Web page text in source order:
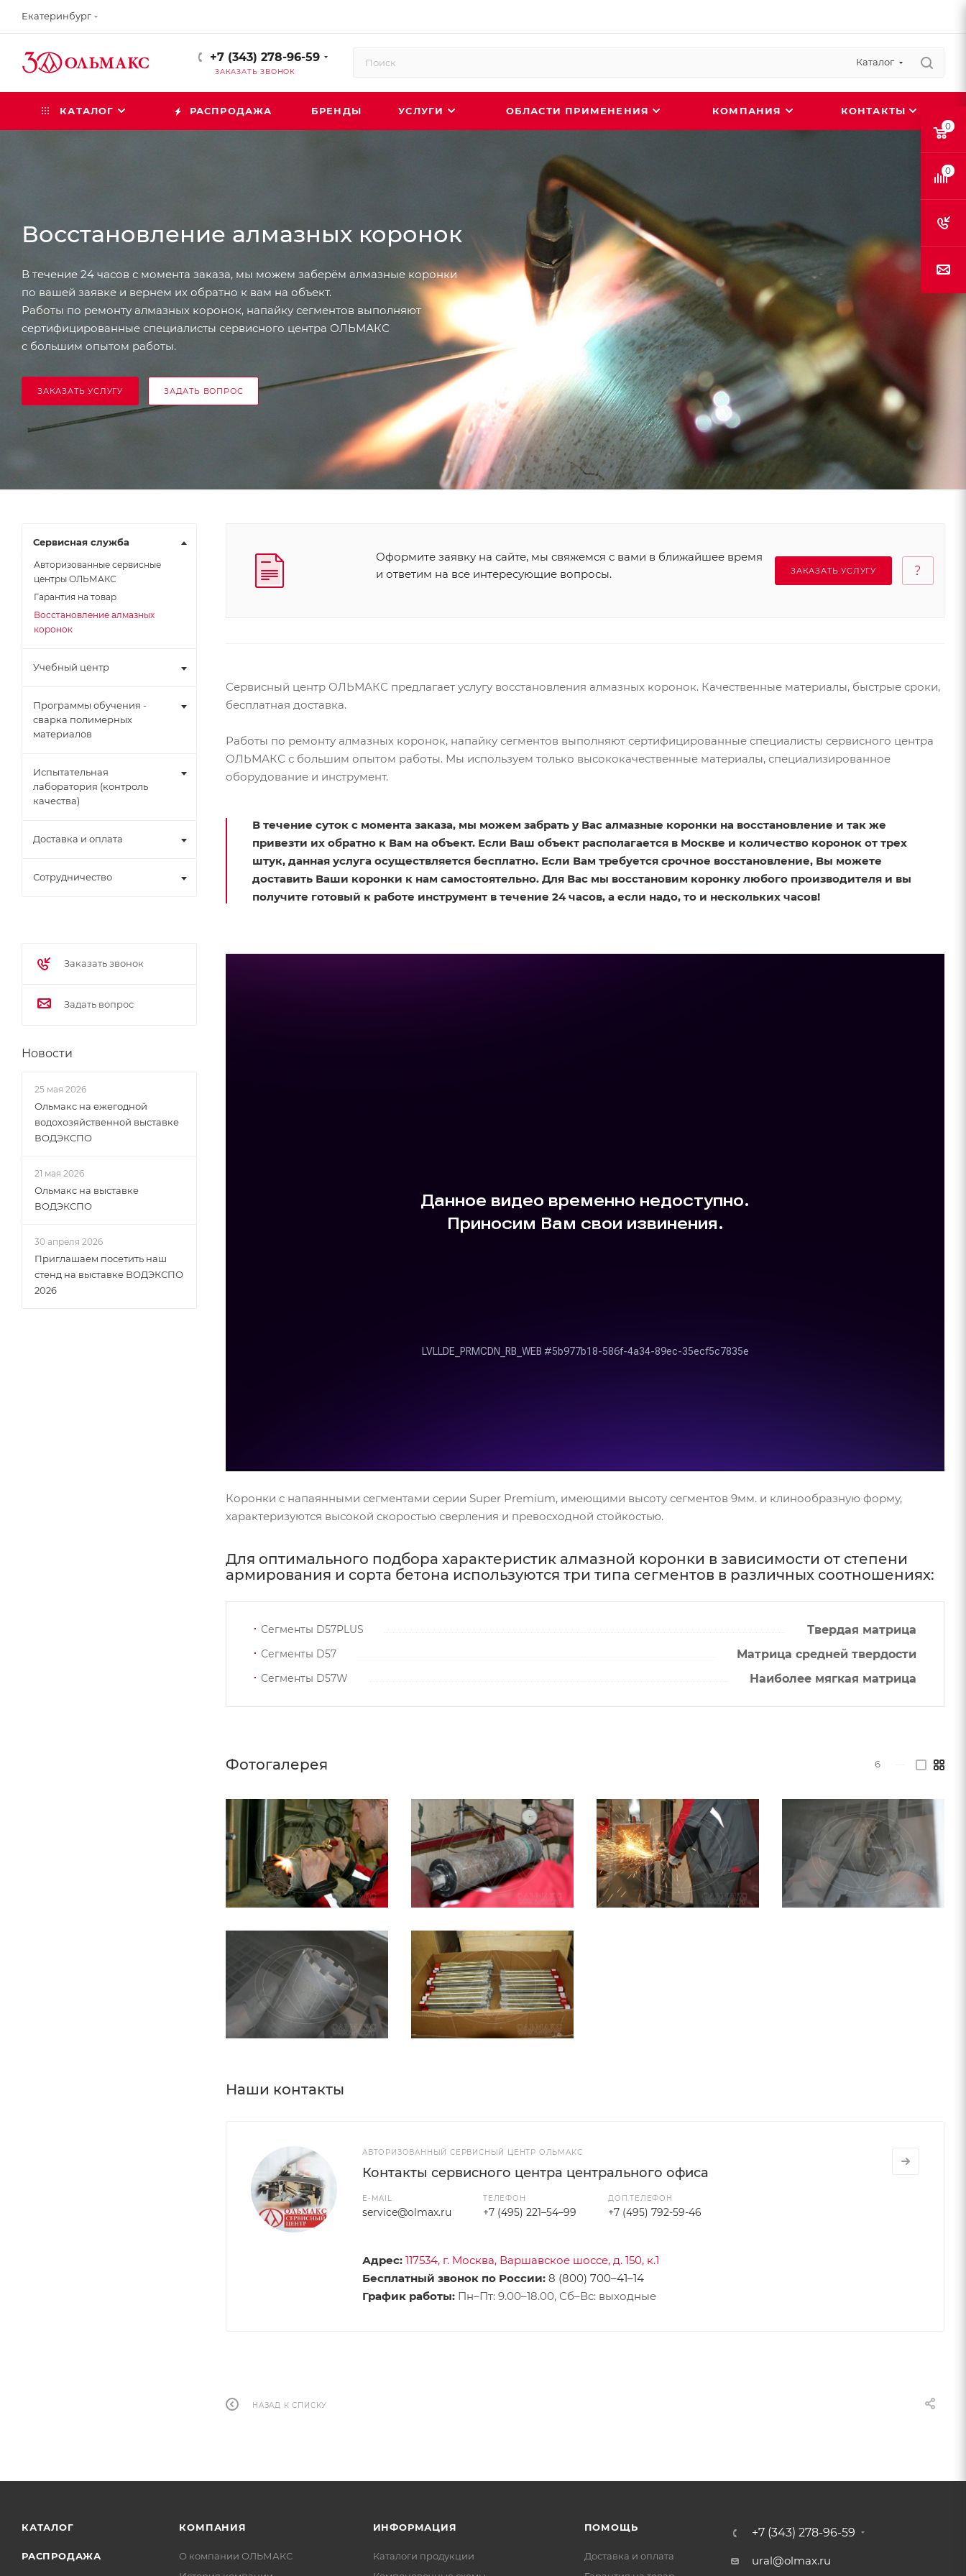
Екатеринбург
+7 (343) 278-96-59
ЗАКАЗАТЬ ЗВОНОК
Каталог
КАТАЛОГ РАСПРОДАЖА БРЕНДЫ УСЛУГИ ОБЛАСТИ ПРИМЕНЕНИЯ КОМПАНИЯ КОНТАКТЫ
Восстановление алмазных коронок
В течение 24 часов с момента заказа, мы можем заберём алмазные коронки
по вашей заявке и вернем их обратно к вам на объект.
Работы по ремонту алмазных коронок, напайку сегментов выполняют
сертифицированные специалисты сервисного центра ОЛЬМАКС
с большим опытом работы.
ЗАКАЗАТЬ УСЛУГУ ЗАДАТЬ ВОПРОС
Оформите заявку на сайте, мы свяжемся с вами в ближайшее время
и ответим на все интересующие вопросы.
ЗАКАЗАТЬ УСЛУГУ
Сервисный центр ОЛЬМАКС предлагает услугу восстановления алмазных коронок. Качественные материалы, быстрые сроки,
бесплатная доставка.
Работы по ремонту алмазных коронок, напайку сегментов выполняют сертифицированные специалисты сервисного центра
ОЛЬМАКС с большим опытом работы. Мы используем только высококачественные материалы, специализированное
оборудование и инструмент.
В течение суток с момента заказа, мы можем забрать у Вас алмазные коронки на восстановление и так же
привезти их обратно к Вам на объект. Если Ваш объект располагается в Москве и количество коронок от трех
штук, данная услуга осуществляется бесплатно. Если Вам требуется срочное восстановление, Вы можете
доставить Ваши коронки к нам самостоятельно. Для Вас мы восстановим коронку любого производителя и вы
получите готовый к работе инструмент в течение 24 часов, а если надо, то и нескольких часов!
Коронки с напаянными сегментами серии Super Premium, имеющими высоту сегментов 9мм. и клинообразную форму,
характеризуются высокой скоростью сверления и превосходной стойкостью.
Для оптимального подбора характеристик алмазной коронки в зависимости от степени
армирования и сорта бетона используются три типа сегментов в различных соотношениях:
Сегменты D57PLUS Твердая матрица
Сегменты D57 Матрица средней твердости
Сегменты D57W Наиболее мягкая матрица
Фотогалерея 6
Наши контакты
АВТОРИЗОВАННЫЙ СЕРВИСНЫЙ ЦЕНТР ОЛЬМАКС
Контакты сервисного центра центрального офиса
E-MAIL
service@olmax.ru
ТЕЛЕФОН
+7 (495) 221–54–99
ДОП.ТЕЛЕФОН
+7 (495) 792-59-46
Адрес: 117534, г. Москва, Варшавское шоссе, д. 150, к.1
Бесплатный звонок по России: 8 (800) 700–41–14
График работы: Пн–Пт: 9.00–18.00, Сб–Вс: выходные
НАЗАД К СПИСКУ
Сервисная служба
Авторизованные сервисные
центры ОЛЬМАКС
Гарантия на товар
Восстановление алмазных
коронок
Учебный центр
Программы обучения -
сварка полимерных
материалов
Испытательная
лаборатория (контроль
качества)
Доставка и оплата
Сотрудничество
Заказать звонок
Задать вопрос
Новости
25 мая 2026
Ольмакс на ежегодной
водохозяйственной выставке
ВОДЭКСПО
21 мая 2026
Ольмакс на выставке
ВОДЭКСПО
30 апреля 2026
Приглашаем посетить наш
стенд на выставке ВОДЭКСПО
2026
КАТАЛОГ
РАСПРОДАЖА
КОМПАНИЯ
О компании ОЛЬМАКС
ИНФОРМАЦИЯ
Каталоги продукции
ПОМОЩЬ
Доставка и оплата
+7 (343) 278-96-59
ural@olmax.ru
0
0